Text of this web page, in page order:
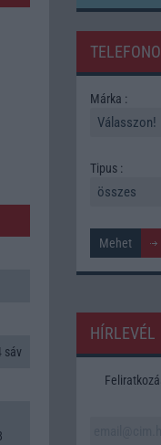
sáv
Márka :
Tipus :
HÍRLEVÉL